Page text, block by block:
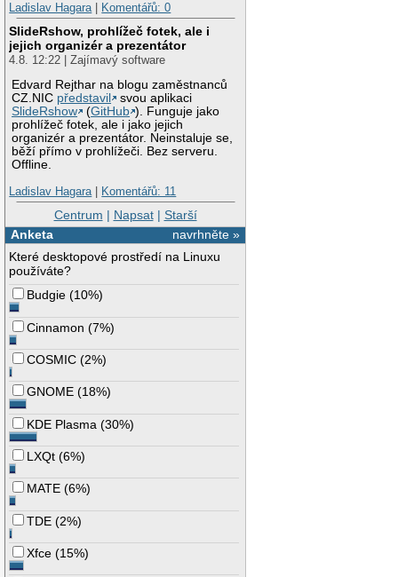
Ladislav Hagara| Komentářů: 0
SlideRshow, prohlížeč fotek, ale i
jejich organizér a prezentátor
4.8. 12:22 | Zajímavý software
Edvard Rejthar na blogu zaměstnanců
CZ.NIC představil
svou aplikaci
SlideRshow
(GitHub ). Funguje jako
prohlížeč fotek, ale i jako jejich
organizér a prezentátor. Neinstaluje se,
běží přímo v prohlížeči. Bez serveru.
Offline.
Ladislav Hagara| Komentářů: 11
Centrum | Napsat| Starší
navrhněte »
Anketa
Které desktopové prostředí na Linuxu
používáte?
Budgie (10%)
Cinnamon (7%)
COSMIC (2%)
GNOME (18%)
KDE Plasma (30%)
LXQt (6%)
MATE (6%)
TDE (2%)
Xfce (15%)